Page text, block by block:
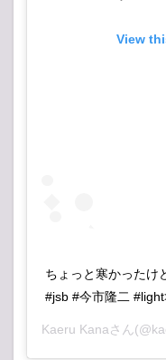
View
ちょっと寒かったけ
#jsb #今市隆二
Kaeru Kanaさん